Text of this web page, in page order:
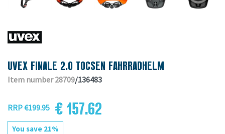
UVEX FINALE 2.0 TOCSEN FAHRRADHELM
Item number 28709/136483
RRP €199.95 € 157.62
You save 21%